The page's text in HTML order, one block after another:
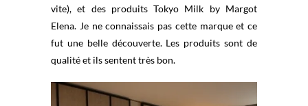
vite), et des produits Tokyo Milk by Margot
Elena. Je ne connaissais pas cette marque et ce
fut une belle découverte. Les produits sont de
qualité et ils sentent très bon.